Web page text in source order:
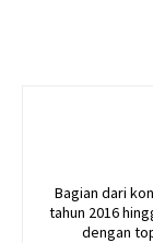
Bagian dari
tahun 2016
dengan